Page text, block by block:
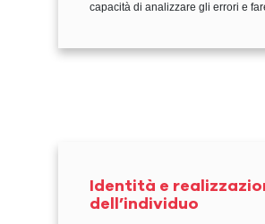
capacità di analizzare gli errori e
Identità e
dell’individuo